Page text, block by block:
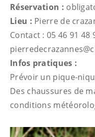
Réservation :
Lieu : Pierre de
Contact : 05 46 91 48
Infos pratiques :
Prévoir un pique-
Des chaussures de
conditions